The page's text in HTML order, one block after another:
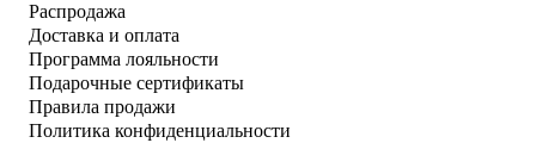
Распродажа
Доставка и оплата
Программа лояльности
Подарочные сертификаты
Правила продажи
Политика конфиденциальности